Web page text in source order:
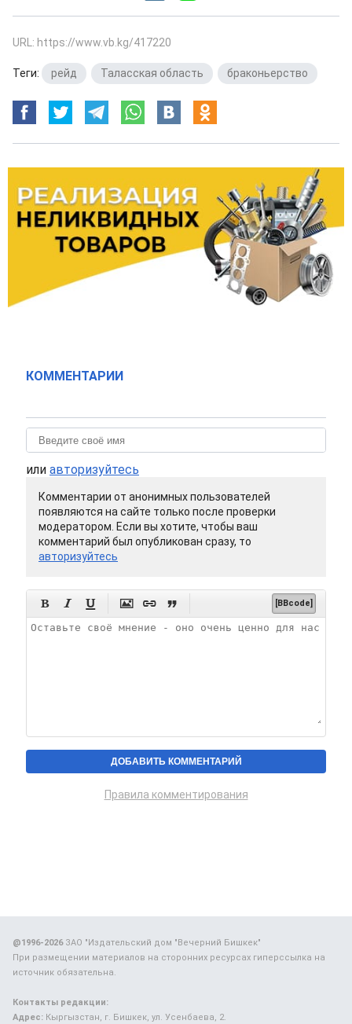
URL: https://www.vb.kg/417220
Теги: рейд Таласская область браконьерство
КОММЕНТАРИИ
или авторизуйтесь
Комментарии от анонимных пользователей
появляются на сайте только после проверки
модератором. Если вы хотите, чтобы ваш
комментарий был опубликован сразу, то
авторизуйтесь
      [BBcode]
Правила комментирования
@1996-2026ЗАО "Издательский дом "Вечерний Бишкек"
При размещении материалов на сторонних ресурсах гиперссылка на
источник обязательна.
Контакты редакции:
Адрес: Кыргызстан, г. Бишкек, ул. Усенбаева, 2.